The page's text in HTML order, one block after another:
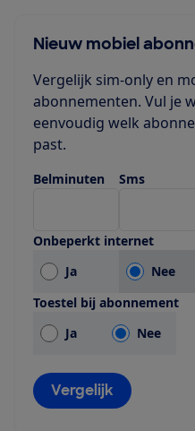
Nieuw mobiel
Vergelijk sim-only en
abonnementen. Vul je
eenvoudig welk
past.
Belminuten Sms
Onbeperkt internet
Ja
Nee
Toestel bij abonnement
Ja
Nee
Vergelijk